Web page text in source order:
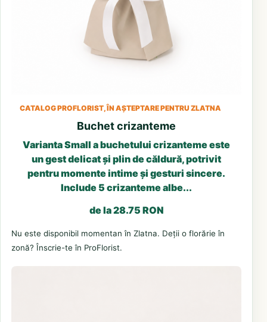
CATALOG PROFLORIST, ÎN AȘTEPTARE PENTRU ZLATNA
Buchet crizanteme
Varianta Small a buchetului crizanteme este
un gest delicat și plin de căldură, potrivit
pentru momente intime și gesturi sincere.
Include 5 crizanteme albe...
de la 28.75 RON
Nu este disponibil momentan în Zlatna. Deții o florărie în
zonă? Înscrie-te în ProFlorist.